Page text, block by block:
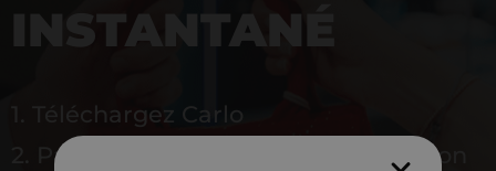
INSTANTANÉ
1. Téléchargez Carlo
2. Payez en magasin avec l’application